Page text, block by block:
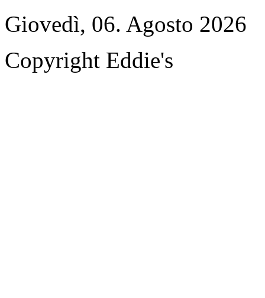
Giovedì, 06. Agosto 2026
Copyright Eddie's